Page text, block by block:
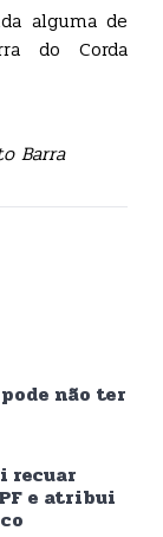
alguma de
do Corda
Barra
não ter
recuar
e atribui